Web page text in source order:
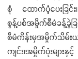
စုံ ထောက်ပံ့ပေးခြင်
စွန့်ပစ်အမှိုက်စီမံခန့်ခွဲ
စီမံကိန်းမှအမှိုက်သိမ်း
ကျင်း၊အမှိုက်ပုံးများ